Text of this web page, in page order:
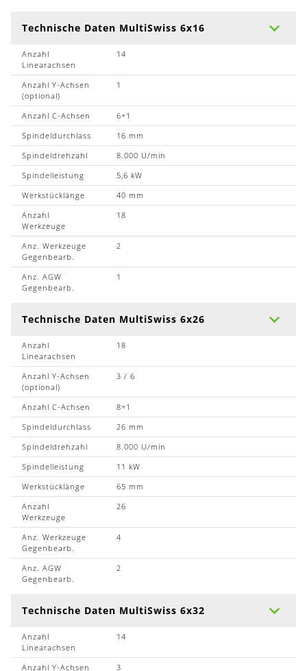
Technische Daten MultiSwiss 6x16
Anzahl
Linearachsen
14
Anzahl Y-Achsen
(optional)
1
Anzahl C-Achsen
6+1
Spindeldurchlass
16 mm
Spindeldrehzahl
8.000 U/min
Spindelleistung
5,6 kW
Werkstücklänge
40 mm
Anzahl
Werkzeuge
18
Anz. Werkzeuge
Gegenbearb.
2
Anz. AGW
Gegenbearb.
1
Technische Daten MultiSwiss 6x26
Anzahl
Linearachsen
18
Anzahl Y-Achsen
(optional)
3 / 6
Anzahl C-Achsen
8+1
Spindeldurchlass
26 mm
Spindeldrehzahl
8.000 U/min
Spindelleistung
11 kW
Werkstücklänge
65 mm
Anzahl
Werkzeuge
26
Anz. Werkzeuge
Gegenbearb.
4
Anz. AGW
Gegenbearb.
2
Technische Daten MultiSwiss 6x32
Anzahl
Linearachsen
14
Anzahl Y-Achsen 3